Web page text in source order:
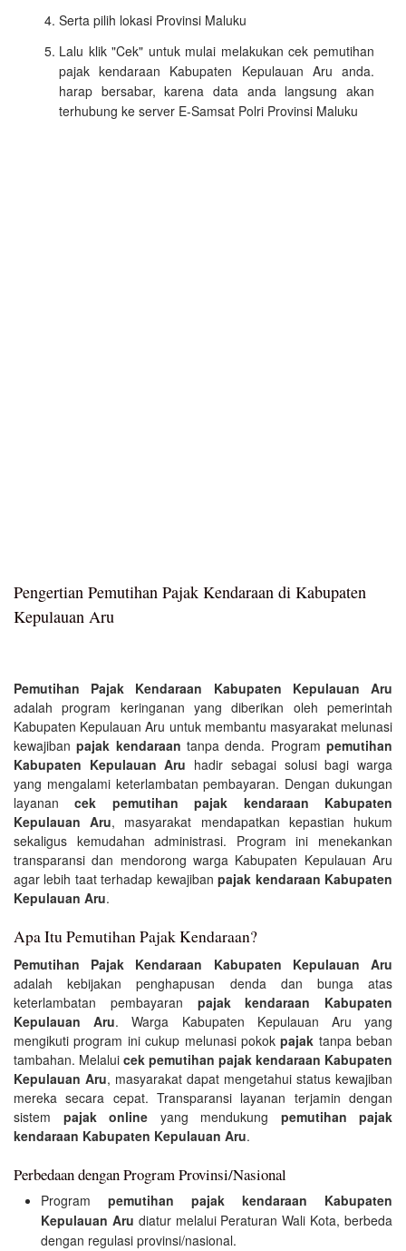
Serta pilih lokasi Provinsi Maluku
Lalu klik "Cek" untuk mulai melakukan cek pemutihan
pajak kendaraan Kabupaten Kepulauan Aru anda.
harap bersabar, karena data anda langsung akan
terhubung ke server E-Samsat Polri Provinsi Maluku
Pengertian Pemutihan Pajak Kendaraan di Kabupaten
Kepulauan Aru
Pemutihan Pajak Kendaraan Kabupaten Kepulauan Aru
adalah program keringanan yang diberikan oleh pemerintah
Kabupaten Kepulauan Aru untuk membantu masyarakat melunasi
kewajibanpajak kendaraan tanpa denda. Programpemutihan
Kabupaten Kepulauan Aru hadir sebagai solusi bagi warga
yang mengalami keterlambatan pembayaran. Dengan dukungan
layanancek pemutihan pajak kendaraan Kabupaten
Kepulauan Aru, masyarakat mendapatkan kepastian hukum
sekaligus kemudahan administrasi. Program ini menekankan
transparansi dan mendorong warga Kabupaten Kepulauan Aru
agar lebih taat terhadap kewajibanpajak kendaraan Kabupaten
Kepulauan Aru.
Apa Itu Pemutihan Pajak Kendaraan?
Pemutihan Pajak Kendaraan Kabupaten Kepulauan Aru
adalah kebijakan penghapusan denda dan bunga atas
keterlambatan pembayaran pajak kendaraan Kabupaten
Kepulauan Aru. Warga Kabupaten Kepulauan Aru yang
mengikuti program ini cukup melunasi pokokpajak tanpa beban
tambahan. Melalui cek pemutihan pajak kendaraan Kabupaten
Kepulauan Aru, masyarakat dapat mengetahui status kewajiban
mereka secara cepat. Transparansi layanan terjamin dengan
sistem pajak online yang mendukung pemutihan pajak
kendaraan Kabupaten Kepulauan Aru.
Perbedaan dengan Program Provinsi/Nasional
Program pemutihan pajak kendaraan Kabupaten
Kepulauan Aru diatur melalui Peraturan Wali Kota, berbeda
dengan regulasi provinsi/nasional.